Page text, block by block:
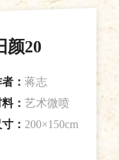
颜20
： 蒋志
： 艺术微喷
： 200×150cm